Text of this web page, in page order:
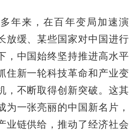
来，在百年变局加速演
放缓、某些国家对中国进行
，中国始终坚持推进高水平
住新一轮科技革命和产业变
，不断取得创新突破。这其
为一张亮丽的中国新名片，
业链供给，推动了经济社会